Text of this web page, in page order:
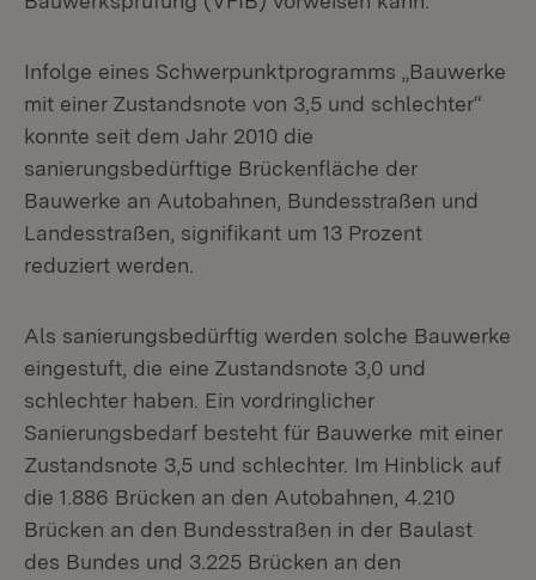
Infolge eines Schwerpunktprogramms „Bauwerke
mit einer Zustandsnote von 3,5 und schlechter“
konnte seit dem Jahr 2010 die
sanierungsbedürftige Brückenfläche der
Bauwerke an Autobahnen, Bundesstraßen und
Landesstraßen, signifikant um 13 Prozent
reduziert werden.
Als sanierungsbedürftig werden solche Bauwerke
eingestuft, die eine Zustandsnote 3,0 und
schlechter haben. Ein vordringlicher
Sanierungsbedarf besteht für Bauwerke mit einer
Zustandsnote 3,5 und schlechter. Im Hinblick auf
die 1.886 Brücken an den Autobahnen, 4.210
Brücken an den Bundesstraßen in der Baulast
des Bundes und 3.225 Brücken an den